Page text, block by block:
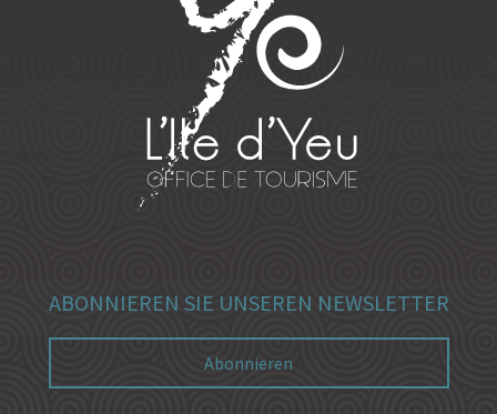
ABONNIEREN SIE UNSEREN NEWSLETTER
Abonnieren